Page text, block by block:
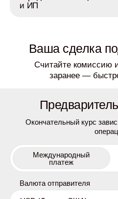
и ИП
Ваша сделка
Считайте комиссию
заранее —
Окончательный курс
Международный
платеж
Валюта отправителя